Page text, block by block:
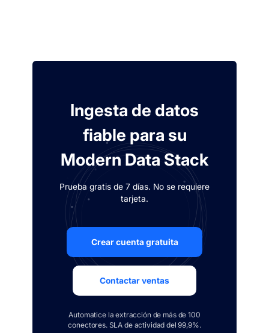
Ingesta de datos
fiable para su
Modern Data Stack
Prueba gratis de 7 días. No se requiere
tarjeta.
Crear cuenta gratuita
Contactar ventas
Automatice la extracción de más de 100
conectores. SLA de actividad del 99,9%.